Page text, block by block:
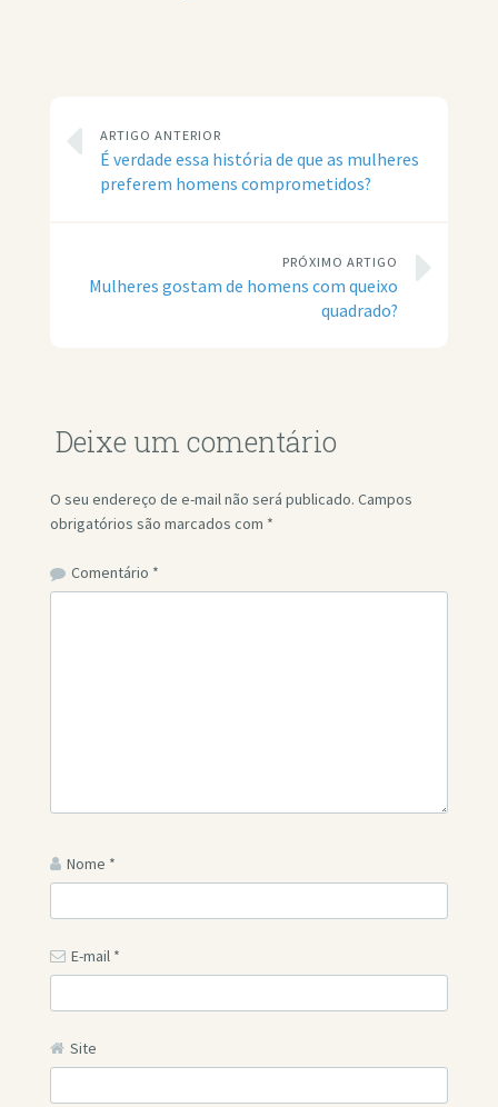
ARTIGO ANTERIOR
É verdade essa história de que as mulheres
preferem homens comprometidos?
PRÓXIMO ARTIGO
Mulheres gostam de homens com queixo
quadrado?
Deixe um comentário
O seu endereço de e-mail não será publicado. Campos
obrigatórios são marcados com *
Comentário *
Nome *
E-mail *
Site